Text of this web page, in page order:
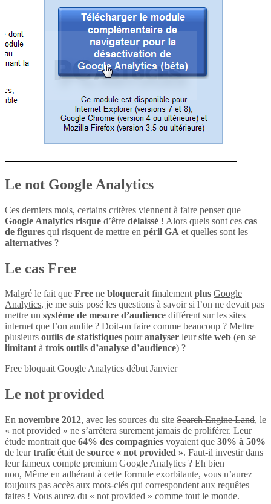
Le not Google Analytics
Ces derniers mois, certains critères viennent à faire penser que
Google Analytics risque d’être délaissé ! Alors quels sont ces cas
de figures qui risquent de mettre en péril GA et quelles sont les
alternatives ?
Le cas Free
Malgré le fait que Free ne bloqueraitfinalementplus Google
Analytics, je me suis posé les questions à savoir si l’on ne devait pas
mettre un système de mesure d’audience différent sur les sites
internet que l’on audite ? Doit-on faire comme beaucoup ? Mettre
plusieurs outils de statistiques pouranalyser leursite web (en se
limitantà trois outils d’analyse d’audience) ?
Free bloquait Google Analytics début Janvier
Le not provided
En novembre 2012, avec les sources du site Search Engine Land, le
« not provided » ne s’arrêtera surement jamais de proliférer. Leur
étude montrait que 64% des compagnies voyaient que 30% à 50%
de leurtrafic était de source « not provided ». Faut-il investir dans
leur fameux compte premium Google Analytics ? Eh bien
non, Même en adhérant à cette formule exorbitante, vous n’aurez
toujours pas accès aux mots-clés qui correspondent aux requêtes
faites ! Vous aurez du « not provided » comme tout le monde.